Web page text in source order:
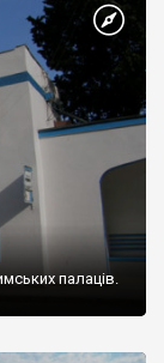
палаців.